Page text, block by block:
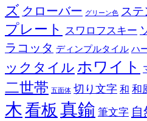
ズ クローバー グリーン色 ステ
プレート スワロフスキー
ラコッタ ディンプルタイル ハ
ックタイル ホワイト
二世帯 五面体 切り文字 和 和
木看板 真鍮 筆文字 自